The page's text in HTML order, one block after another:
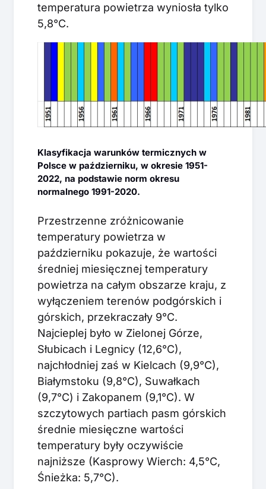
temperatura powietrza wyniosła tylko
5,8°C.
Klasyfikacja warunków termicznych w
Polsce w październiku, w okresie 1951-
2022, na podstawie norm okresu
normalnego 1991-2020.
Przestrzenne zróżnicowanie
temperatury powietrza w
październiku pokazuje, że wartości
średniej miesięcznej temperatury
powietrza na całym obszarze kraju, z
wyłączeniem terenów podgórskich i
górskich, przekraczały 9°C.
Najcieplej było w Zielonej Górze,
Słubicach i Legnicy (12,6°C),
najchłodniej zaś w Kielcach (9,9°C),
Białymstoku (9,8°C), Suwałkach
(9,7°C) i Zakopanem (9,1°C). W
szczytowych partiach pasm górskich
średnie miesięczne wartości
temperatury były oczywiście
najniższe (Kasprowy Wierch: 4,5°C,
Śnieżka: 5,7°C).